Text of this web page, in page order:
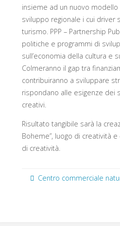
insieme ad un nuovo
sviluppo regionale i cui driver
turismo. PPP – Partnership
politiche e programmi di
sull’economia della cultura e
Colmeranno il gap tra
contribuiranno a sviluppare
rispondano alle esigenze dei
creativi.
Risultato tangibile sarà la
Boheme”, luogo di creatività
di creatività.
Centro commerciale